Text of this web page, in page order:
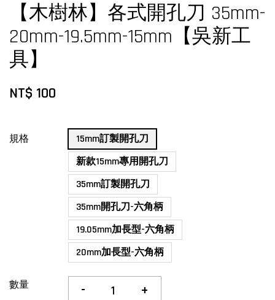
【木樹林】各式開孔刀 35mm-
20mm-19.5mm-15mm【吳新工
具】
NT$ 100
規格
15mm訂製開孔刀
新款15mm專用開孔刀
35mm訂製開孔刀
35mm開孔刀-六角柄
19.05mm加長型-六角柄
20mm加長型-六角柄
數量 - +